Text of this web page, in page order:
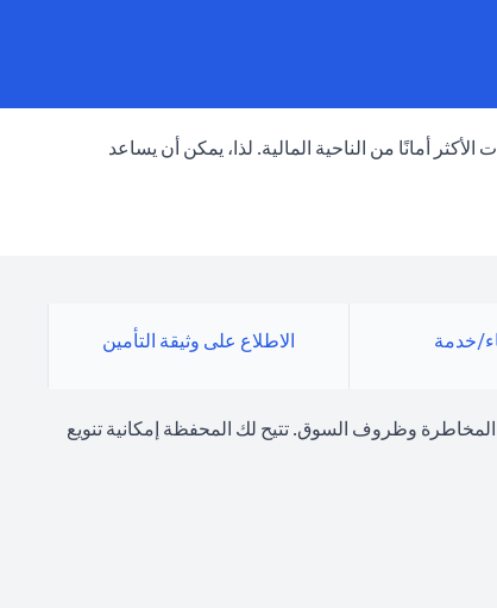
أمانًا من الناحية المالية. لذا، يمكن أن يساعد
خدمة الاطلاع على وثيقة التأمين
وظروف السوق. تتيح لك المحفظة إمكانية تنويع